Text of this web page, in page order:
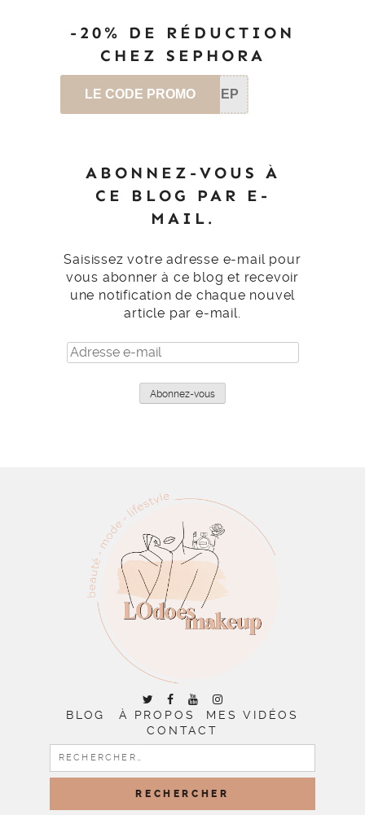
-20% DE RÉDUCTION
CHEZ SEPHORA
LE CODE PROMO SEP
ABONNEZ-VOUS À
CE BLOG PAR E-
MAIL.
Saisissez votre adresse e-mail pour
vous abonner à ce blog et recevoir
une notification de chaque nouvel
article par e-mail.
Adresse
e-
Abonnez-vous
BLOG À PROPOS
MES VIDÉOS
CONTACT
RECHERCHER :